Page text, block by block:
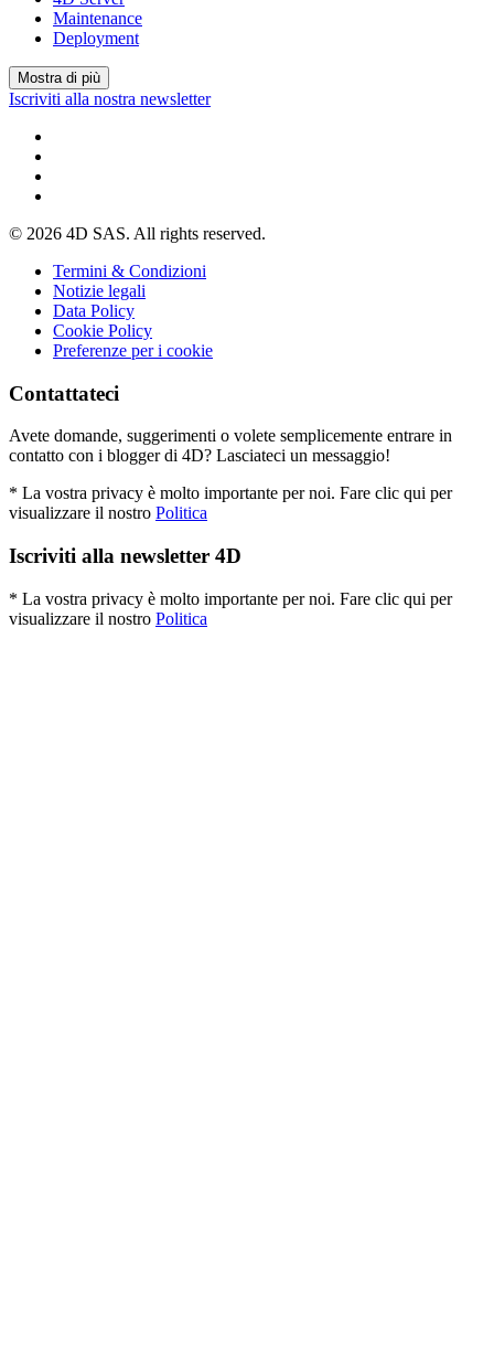
Maintenance
Deployment
Mostra di più
Iscriviti alla nostra newsletter
© 2026 4D SAS. All rights reserved.
Termini & Condizioni
Notizie legali
Data Policy
Cookie Policy
Preferenze per i cookie
Contattateci
Avete domande, suggerimenti o volete semplicemente entrare in
contatto con i blogger di 4D? Lasciateci un messaggio!
* La vostra privacy è molto importante per noi. Fare clic qui per
visualizzare il nostro Politica
Iscriviti alla newsletter 4D
* La vostra privacy è molto importante per noi. Fare clic qui per
visualizzare il nostro Politica